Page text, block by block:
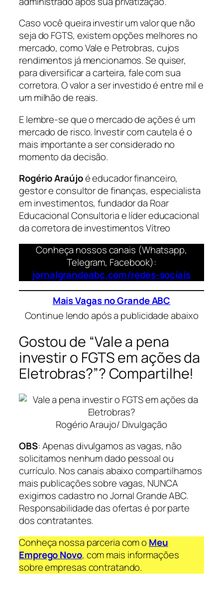
Caso você queira investir um valor que não
seja do FGTS, existem opções melhores no
mercado, como Vale e Petrobras, cujos
rendimentos já mencionamos. Se quiser,
para diversificar a carteira, fale com sua
corretora. O valor a ser investido é entre mil e
um milhão de reais.
E lembre-se que o mercado de ações é um
mercado de risco. Investir com cautela é o
mais importante a ser considerado no
momento da decisão.
Rogério Araújoé educador financeiro,
gestor e consultor de finanças, especialista
em investimentos, fundador da Roar
Educacional Consultoria e líder educacional
da corretora de investimentos Vítreo
Conheça nossos canais (Whatsapp,
Telegram, Facebook):
jornalgrandeabc.com/redes-sociais
Mais Vagas no Grande ABC
Continue lendo após a publicidade abaixo
Gostou de “Vale a pena
investir o FGTS em ações da
Eletrobras?”? Compartilhe!
Rogério Araujo/ Divulgação
OBS: Apenas divulgamos as vagas, não
solicitamos nenhum dado pessoal ou
currículo. Nos canais abaixo compartilhamos
mais publicações sobre vagas, NUNCA
exigimos cadastro no Jornal Grande ABC.
Responsabilidade das ofertas é por parte
dos contratantes.
Conheça nossa parceria com o Meu
Emprego Novo, com mais informações
sobre empresas contratando.